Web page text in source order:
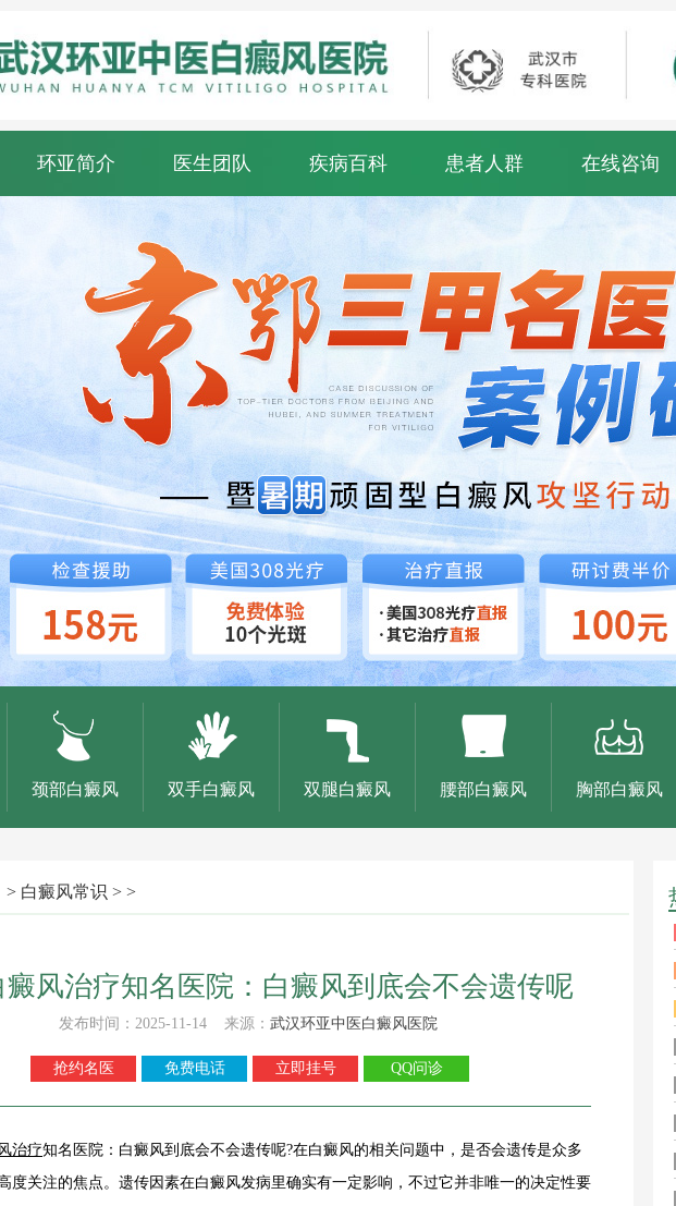
环亚简介 医生团队 疾病百科 患者人群 在线咨询
颈部白癜风 双手白癜风 双腿白癜风 腰部白癜风 胸部白癜风
> 白癜风常识 > >
癜风治疗知名医院：白癜风到底会不会遗传呢
发布时间：2025-11-14 来源： 武汉环亚中医白癜风医院
抢约名医 免费电话 立即挂号 QQ问诊
治疗知名医院：白癜风到底会不会遗传呢?在白癜风的相关问题中，是否会遗传是众多
度关注的焦点。遗传因素在白癜风发病里确实有一定影响，不过它并非唯一的决定性要